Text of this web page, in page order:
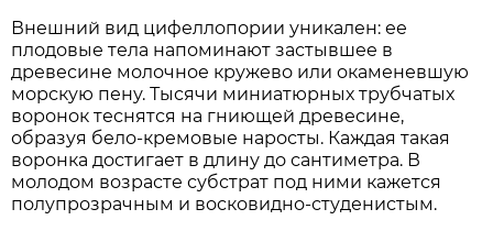
Внешний вид цифеллопории уникален: ее
плодовые тела напоминают застывшее в
древесине молочное кружево или окаменевшую
морскую пену. Тысячи миниатюрных трубчатых
воронок теснятся на гниющей древесине,
образуя бело-кремовые наросты. Каждая такая
воронка достигает в длину до сантиметра. В
молодом возрасте субстрат под ними кажется
полупрозрачным и восковидно-студенистым.